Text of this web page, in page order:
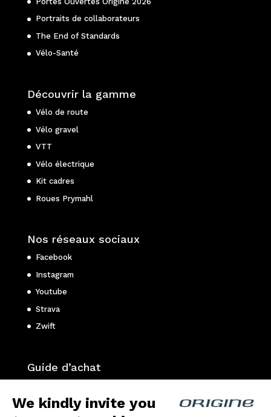
We kindly invite you
Portraits de collaborateurs
The End of Standards
Vélo-Santé
Découvrir la gamme
Vélo de route
Vélo gravel
VTT
Vélo électrique
Kit cadres
Roues Prymahl
Nos réseaux sociaux
Facebook
Instagram
Youtube
Strava
Zwift
Guide d’achat
Choisir son vélo gravel ?